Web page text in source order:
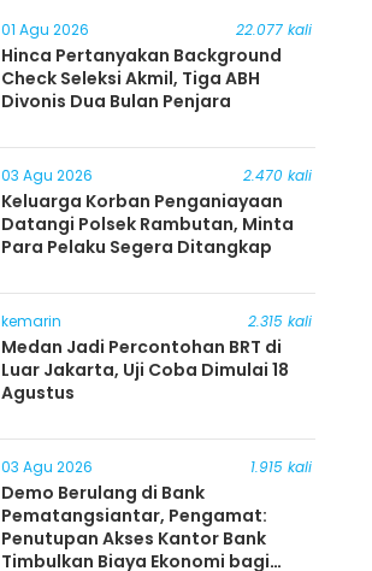
01 Agu 2026 22.077 kali
Hinca Pertanyakan Background
Check Seleksi Akmil, Tiga ABH
Divonis Dua Bulan Penjara
03 Agu 2026 2.470 kali
Keluarga Korban Penganiayaan
Datangi Polsek Rambutan, Minta
Para Pelaku Segera Ditangkap
kemarin 2.315 kali
Medan Jadi Percontohan BRT di
Luar Jakarta, Uji Coba Dimulai 18
Agustus
03 Agu 2026 1.915 kali
Demo Berulang di Bank
Pematangsiantar, Pengamat:
Penutupan Akses Kantor Bank
Timbulkan Biaya Ekonomi bagi